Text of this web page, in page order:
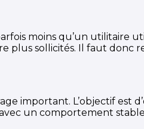
moins qu’un utilitaire
plus sollicités. Il faut
important. L’objectif est
un comportement